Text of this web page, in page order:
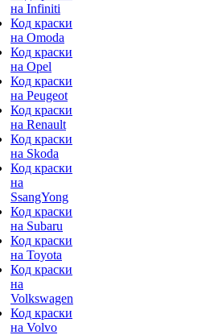
на Infiniti
Код краски
на Omoda
Код краски
на Opel
Код краски
на Peugeot
Код краски
на Renault
Код краски
на Skoda
Код краски
на
SsangYong
Код краски
на Subaru
Код краски
на Toyota
Код краски
на
Volkswagen
Код краски
на Volvo